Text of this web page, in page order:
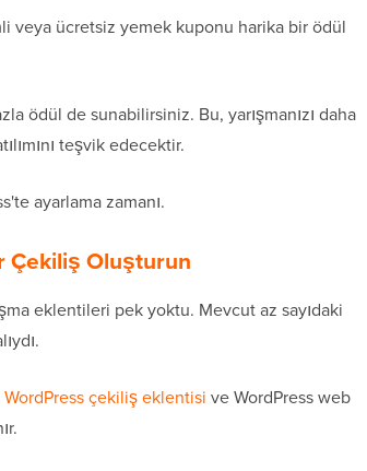
veya ücretsiz yemek kuponu harika bir ödül
ödül de sunabilirsiniz. Bu, yarışmanızı daha
teşvik edecektir.
ayarlama zamanı.
Çekiliş Oluşturun
eklentileri pek yoktu. Mevcut az sayıdaki
çekiliş eklentisi ve WordPress web